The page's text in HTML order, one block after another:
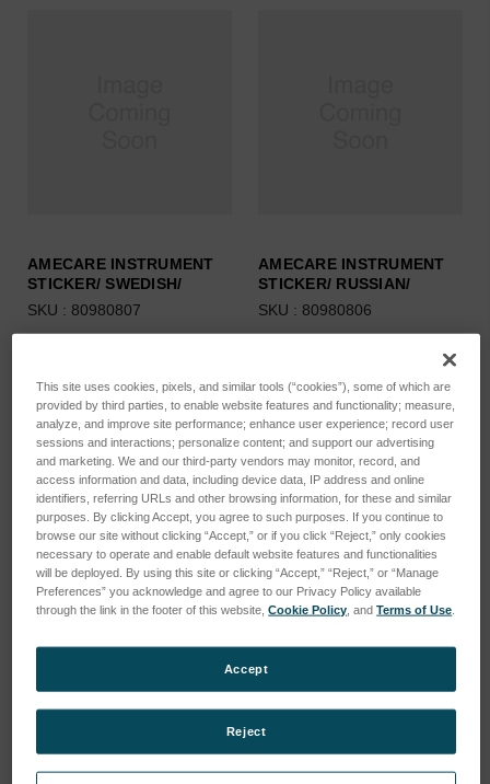
AMECARE INSTRUMENT
STICKER/ SWEDISH/
SKU : 80980807
AMECARE INSTRUMENT
STICKER/ RUSSIAN/
SKU : 80980806
STICKER/ FRENCH/
SKU : 80980805
AMECARE INSTRUMENT
STICKER/ SPANISH/
SKU : 80980804
This site uses cookies, pixels, and similar tools (“cookies”), some of which are
provided by third parties, to enable website features and functionality; measure,
analyze, and improve site performance; enhance user experience; record user
sessions and interactions; personalize content; and support our advertising
and marketing. We and our third-party vendors may monitor, record, and
access information and data, including device data, IP address and online
identifiers, referring URLs and other browsing information, for these and similar
purposes. By clicking Accept, you agree to such purposes. If you continue to
browse our site without clicking “Accept,” or if you click “Reject,” only cookies
necessary to operate and enable default website features and functionalities
will be deployed. By using this site or clicking “Accept,” “Reject,” or “Manage
Preferences” you acknowledge and agree to our Privacy Policy available
through the link in the footer of this website,Cookie Policy , andTerms of Use
Reject
Accept